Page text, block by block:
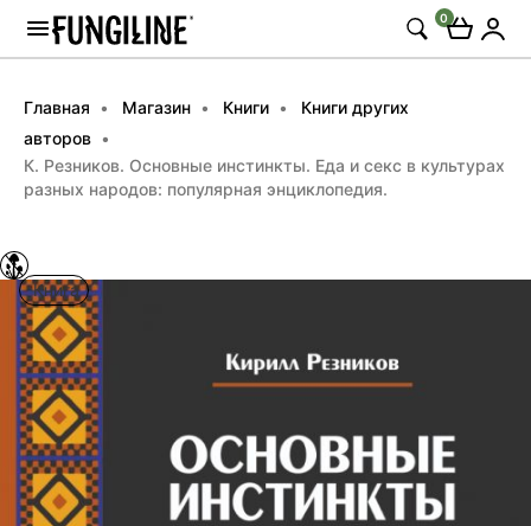
0
Главная Магазин Книги
Книги других
авторов
К. Резников. Основные инстинкты. Еда и секс в культурах
разных народов: популярная энциклопедия.
Книга